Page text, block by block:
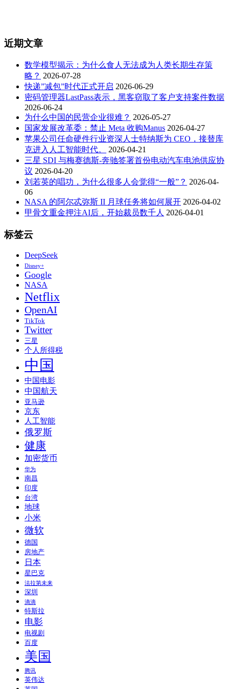
近期文章
数学模型揭示：为什么食人无法成为人类长期生存策
略？ 2026-07-28
快递”减包”时代正式开启 2026-06-29
密码管理器LastPass表示，黑客窃取了客户支持案件数据
2026-06-24
为什么中国的民营企业很难？ 2026-05-27
国家发展改革委：禁止 Meta 收购Manus 2026-04-27
苹果公司任命硬件行业资深人士特纳斯为 CEO，接替库
克进入人工智能时代。
2026-04-21
三星 SDI 与梅赛德斯-奔驰签署首份电动汽车电池供应协
议 2026-04-20
刘若英的唱功，为什么很多人会觉得“一般”？ 2026-04-
06
NASA 的阿尔忒弥斯 II 月球任务将如何展开 2026-04-02
甲骨文重金押注AI后，开始裁员数千人 2026-04-01
标签云
DeepSeek
Disney+
Google
NASA
Netflix
OpenAI
TikTok
Twitter
三星
个人所得税
中国
中国电影
中国航天
亚马逊
京东
人工智能
俄罗斯
健康
加密货币
华为
南昌
印度
台湾
地球
小米
微软
德国
房地产
日本
星巴克
法拉第未来
深圳
滴滴
特斯拉
电影
电视剧
百度
美国
腾讯
英伟达